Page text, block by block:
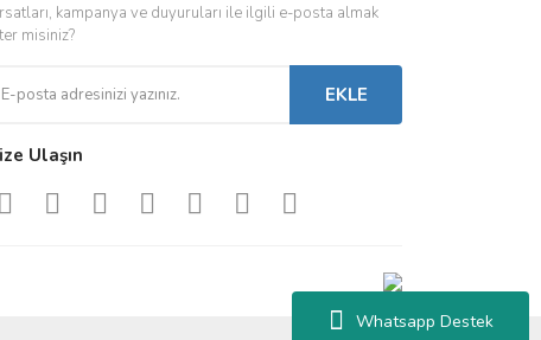
Whatsapp Destek
kampanya ve duyuruları ile ilgili e-posta almak
misiniz?
EKLE
Ulaşın